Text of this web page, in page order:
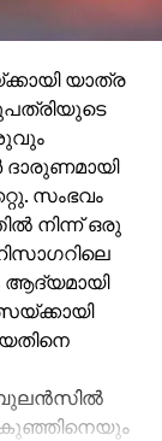
യാത്ര
സംഭവം
നിന്ന് ഒരു
കുഞ്ഞിനെയും